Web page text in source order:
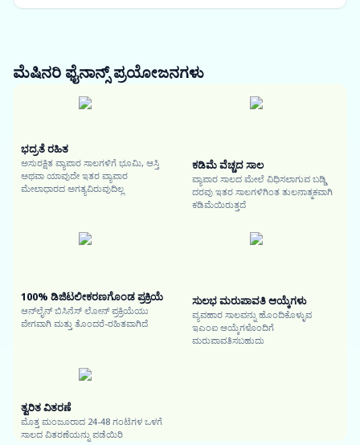
ಮೆಷಿನರಿ ಫೈನಾನ್ಸ್ಪ್ರಯೋಜನಗಳು
ಭದ್ರತೆ ರಹಿತ
ಅಸುರಕ್ಷಿತ ವ್ಯಾಪಾರ ಸಾಲಗಳಿಗೆ ಭೂಮಿ, ಆಸ್ತಿ
ಅಥವಾ ಯಾವುದೇ ಇತರ ವ್ಯಾಪಾರ
ಮೇಲಾಧಾರದ ಅಗತ್ಯವಿರುವುದಿಲ್ಲ
ಕಡಿಮೆ ವೆಚ್ಚದ ಸಾಲ
ವ್ಯಾಪಾರ ಸಾಲದ ಮೇಲೆ ವಿಧಿಸಲಾಗುವ ಬಡ್ಡಿ
ದರವು ಇತರ ಸಾಲಗಳಿಗಿಂತ ತುಲನಾತ್ಮಕವಾಗಿ
ಕಡಿಮೆಯಿರುತ್ತದೆ
100% ಡಿಜಿಟಲೀಕರಣಗೊಂಡ ಪ್ರಕ್ರಿಯೆ
ಆನ್‌ಲೈನ್ ಬಿಸಿನೆಸ್ ಲೋನ್ ಪ್ರಕ್ರಿಯೆಯು
ವೇಗವಾಗಿ ಮತ್ತು ತೊಂದರೆ-ರಹಿತವಾಗಿದೆ
ಸುಲಭ ಮರುಪಾವತಿ ಆಯ್ಕೆಗಳು
ವ್ಯವಹಾರ ಸಾಲವನ್ನು ಹೊಂದಿಕೊಳ್ಳುವ
ಇಎಂಐ ಆಯ್ಕೆಗಳೊಂದಿಗೆ
ಮರುಪಾವತಿಸಬಹುದು
ತ್ವರಿತ ವಿತರಣೆ
ಮೊತ್ತ ಮಂಜೂರಾದ 24-48 ಗಂಟೆಗಳ ಒಳಗೆ
ಸಾಲದ ವಿತರಣೆಯನ್ನು ಪಡೆಯಿರಿ